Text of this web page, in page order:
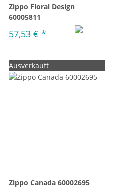
Zippo Floral Design
60005811
57,53 € *
Ausverkauft
Zippo Canada 60002695